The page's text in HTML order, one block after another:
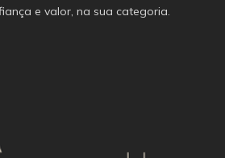
e valor, na sua categoria.